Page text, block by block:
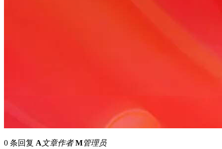
0 条回复 A文章作者 M管理员